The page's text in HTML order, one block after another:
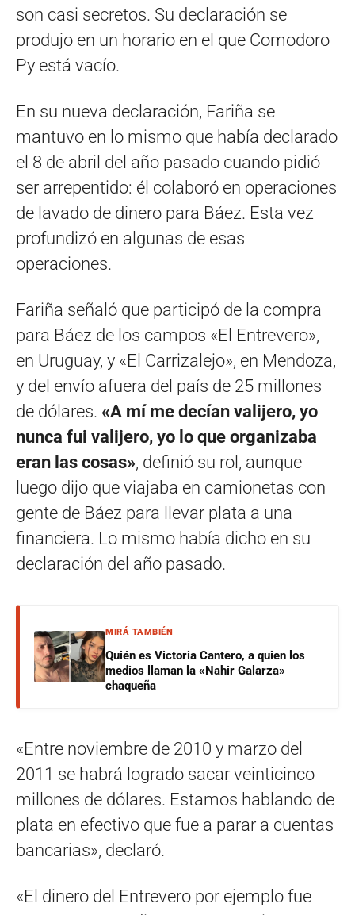
son casi secretos. Su declaración se
produjo en un horario en el que Comodoro
Py está vacío.
En su nueva declaración, Fariña se
mantuvo en lo mismo que había declarado
el 8 de abril del año pasado cuando pidió
ser arrepentido: él colaboró en operaciones
de lavado de dinero para Báez. Esta vez
profundizó en algunas de esas
operaciones.
Fariña señaló que participó de la compra
para Báez de los campos «El Entrevero»,
en Uruguay, y «El Carrizalejo», en Mendoza,
y del envío afuera del país de 25 millones
de dólares. «A mí me decían valijero, yo
nunca fui valijero, yo lo que organizaba
eran las cosas», definió su rol, aunque
luego dijo que viajaba en camionetas con
gente de Báez para llevar plata a una
financiera. Lo mismo había dicho en su
declaración del año pasado.
MIRÁ TAMBIÉN
Quién es Victoria Cantero, a quien los
medios llaman la «Nahir Galarza»
chaqueña
«Entre noviembre de 2010 y marzo del
2011 se habrá logrado sacar veinticinco
millones de dólares. Estamos hablando de
plata en efectivo que fue a parar a cuentas
bancarias», declaró.
«El dinero del Entrevero por ejemplo fue